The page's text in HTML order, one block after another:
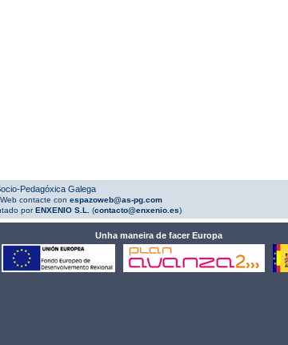
Pedagóxica Galega
contacte con espazoweb@as-pg.com
porENXENIO S.L. (contacto@enxenio.es)
Unha maneira de facer Europa